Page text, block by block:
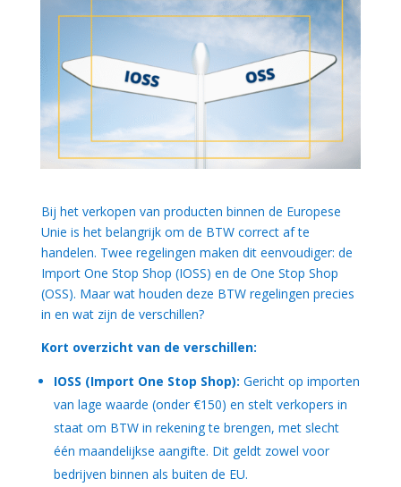
Bij het verkopen van producten binnen de Europese
Unie is het belangrijk om de BTW correct af te
handelen. Twee regelingen maken dit eenvoudiger: de
Import One Stop Shop (IOSS) en de One Stop Shop
(OSS). Maar wat houden deze BTW regelingen precies
in en wat zijn de verschillen?
Kort overzicht van de verschillen:
IOSS (Import One Stop Shop): Gericht op importen
van lage waarde (onder €150) en stelt verkopers in
staat om BTW in rekening te brengen, met slecht
één maandelijkse aangifte. Dit geldt zowel voor
bedrijven binnen als buiten de EU.